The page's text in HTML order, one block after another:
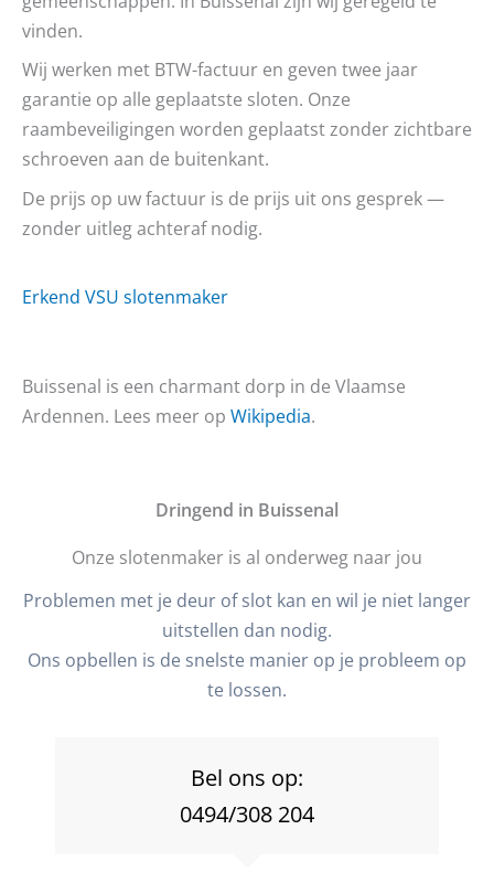
vinden.
Wij werken met BTW-factuur en geven twee jaar
garantie op alle geplaatste sloten. Onze
raambeveiligingen worden geplaatst zonder zichtbare
schroeven aan de buitenkant.
De prijs op uw factuur is de prijs uit ons gesprek —
zonder uitleg achteraf nodig.
Erkend VSU slotenmaker
Buissenal is een charmant dorp in de Vlaamse
Ardennen. Lees meer op Wikipedia.
Dringend in Buissenal
Onze slotenmaker is al onderweg naar jou
Problemen met je deur of slot kan en wil je niet langer
uitstellen dan nodig.
Ons opbellen is de snelste manier op je probleem op
te lossen.
Bel ons op:
0494/308 204